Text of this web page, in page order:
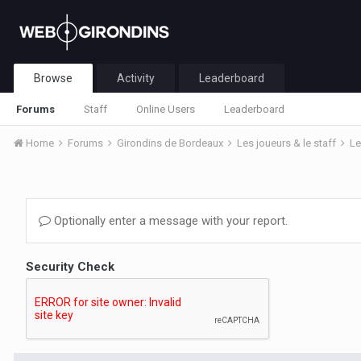
Browse
Forums Staff Online Users Leaderboard
Activity Leaderboard
Home Forums Girondins de Bordeaux Les joueurs & le staff
Optionally enter a message with your report.
Security Check